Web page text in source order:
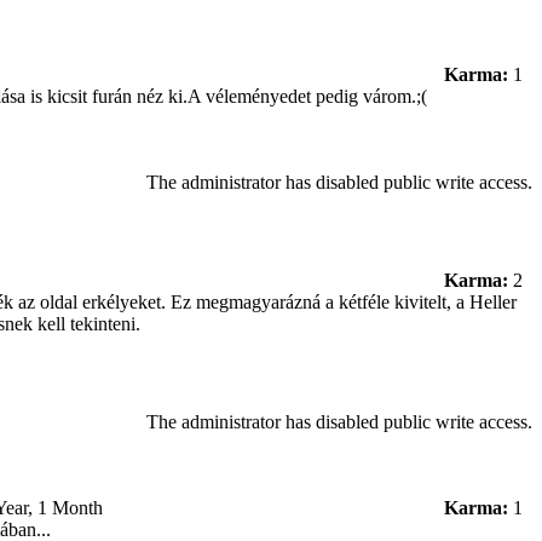
Karma: 1
is kicsit furán néz ki.A véleményedet pedig várom.;(
The administrator has disabled public write access.
Karma: 2
az oldal erkélyeket. Ez megmagyarázná a kétféle kivitelt, a Heller
kell tekinteni.
The administrator has disabled public write access.
1 Month Karma: 1